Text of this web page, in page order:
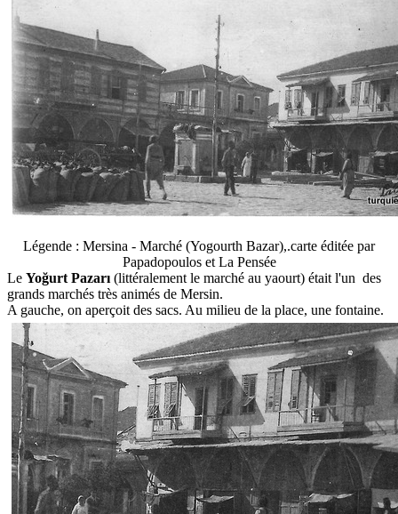
Légende : Mersina - Marché (Yogourth Bazar),.carte éditée par
Papadopoulos et La Pensée
Le Yoğurt Pazarı (littéralement le marché au yaourt) était l'un des
grands marchés très animés de Mersin.
A gauche, on aperçoit des sacs. Au milieu de la place, une fontaine.